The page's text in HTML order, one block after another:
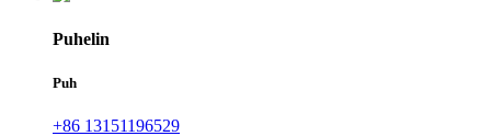
Puhelin
Puh
+86 13151196529